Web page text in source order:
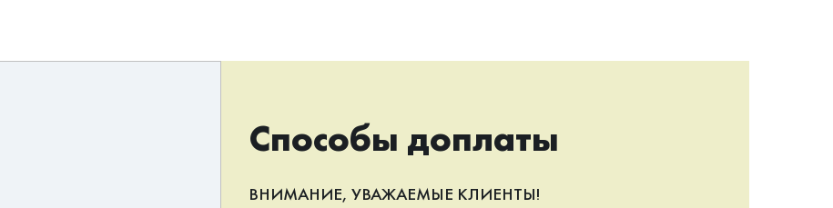
Способы доплаты
ВНИМАНИЕ, УВАЖАЕМЫЕ КЛИЕНТЫ!